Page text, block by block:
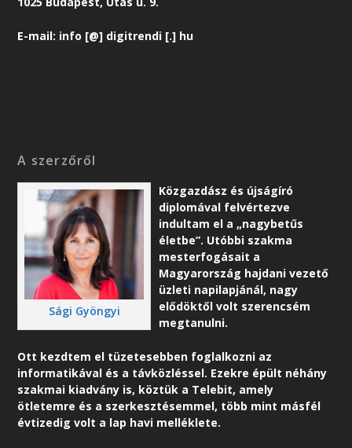
E-mail: info [@] digitrendi [.] hu
A szerzőről
Sági Gyöngyi
Közgazdász és újságíró
diplomával felvértezve
indultam el a „nagybetűs
életbe”. Utóbbi szakma
mesterfogásait a
Magyarország hajdani vezető
üzleti napilapjánál, nagy
elődöktől volt szerencsém
megtanulni.
Ott kezdtem el tüzetesebben foglalkozni az
informatikával és a távközléssel. Ezekre épült néhány
szakmai kiadvány is, köztük a Telebit, amely
ötletemre és a szerkesztésemmel, több mint másfél
évtizedig volt a lap havi melléklete.